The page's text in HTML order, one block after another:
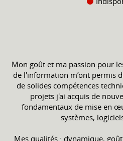
Mon goût et ma passion pour
de l'information m’ont permis
de solides compétences
projets j'ai acquis de
fondamentaux de mise en
systèmes,
Mes qualités : dynamique,